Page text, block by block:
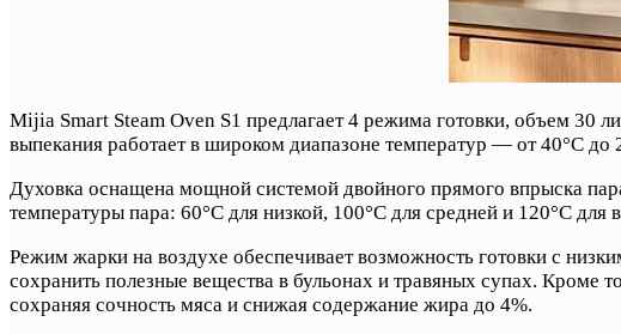
Mijia Smart Steam Oven S1 предлагает 4 режима готовки, объем 30
выпекания работает в широком диапазоне температур — от 40°C до
Духовка оснащена мощной системой двойного прямого впрыска
температуры пара: 60°C для низкой, 100°C для средней и 120°C для
Режим жарки на воздухе обеспечивает возможность готовки с
сохранить полезные вещества в бульонах и травяных супах. Кроме
сохраняя сочность мяса и снижая содержание жира до 4%.